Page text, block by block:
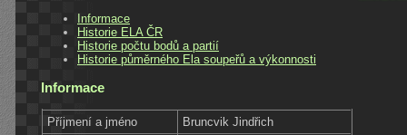
Informace
Historie ELA ČR
Historie počtu bodů a partií
Historie půměrného Ela soupeřů a výkonnosti
Informace
Příjmení a jméno
Bruncvik Jindřich